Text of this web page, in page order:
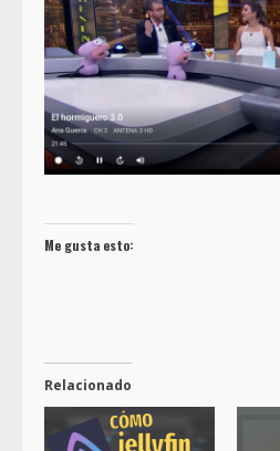
Me gusta esto:
Relacionado